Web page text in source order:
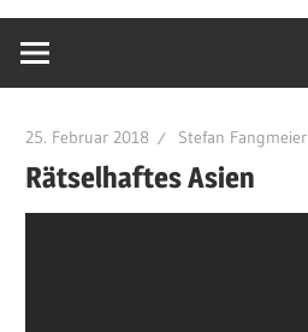
25. Februar 2018 Stefan Fangmeier
Rätselhaftes Asien